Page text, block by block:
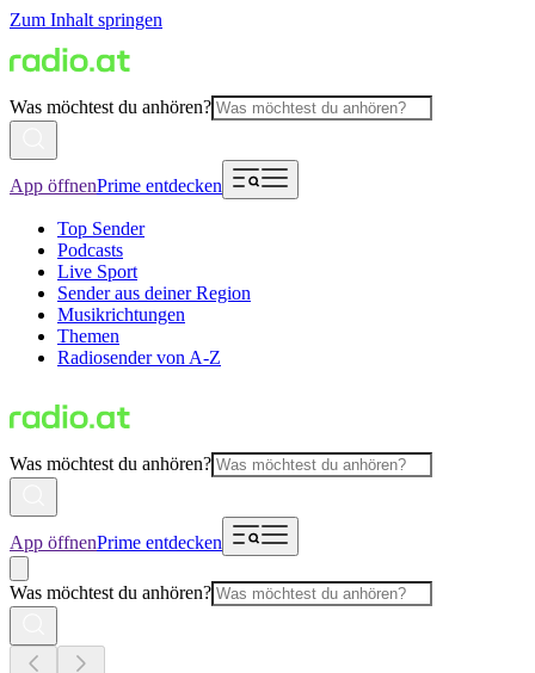
Zum Inhalt springen
Was möchtest du anhören?
App öffnenPrime entdecken
Top Sender
Podcasts
Live Sport
Sender aus deiner Region
Musikrichtungen
Themen
Radiosender von A-Z
Was möchtest du anhören?
App öffnenPrime entdecken
Was möchtest du anhören?